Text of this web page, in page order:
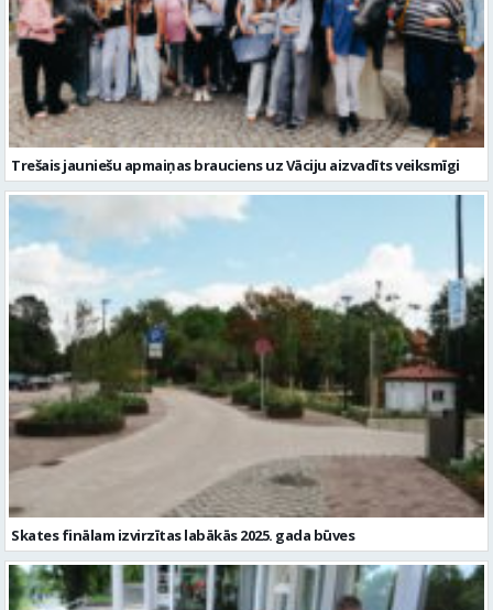
Trešais jauniešu apmaiņas brauciens uz Vāciju aizvadīts veiksmīgi
Skates finālam izvirzītas labākās 2025. gada būves